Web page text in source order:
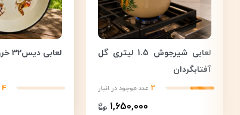
2 عدد موجود در انبار
لعابی شیرجوش 1.5 لیتری گل
آفتابگردان
1,650,000
4
لعابی دیس32 خروس مزرعه